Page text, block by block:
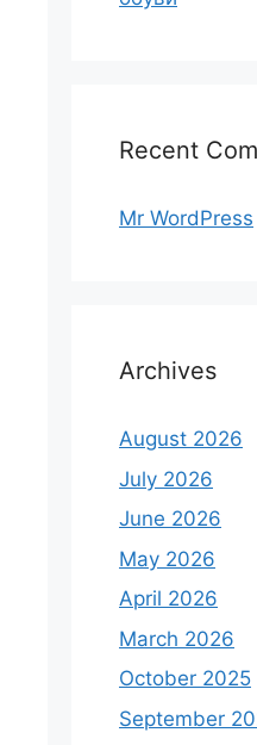
Recent
Mr WordPress
Archives
August 2026
July 2026
June 2026
May 2026
April 2026
March 2026
October 2025
September